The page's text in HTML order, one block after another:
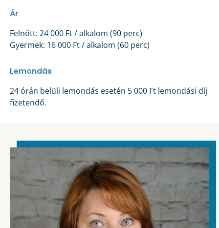
Ár
Felnőtt: 24 000 Ft / alkalom (90 perc)
Gyermek: 16 000 Ft / alkalom (60 perc)
Lemondás
24 órán belüli lemondás esetén 5 000 Ft lemondási díj
fizetendő.